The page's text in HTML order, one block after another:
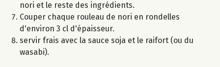
nori et le reste des ingrédients.
Couper chaque rouleau de nori en rondelles
d'environ 3 cl d'épaisseur.
servir frais avec la sauce soja et le raifort (ou du
wasabi).